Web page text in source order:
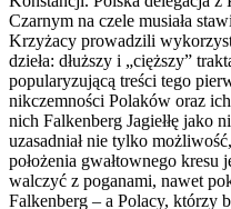
Czarnym na czele musiała
Krzyżacy prowadzili
dzieła: dłuższy i „cięższy”
popularyzującą treści tego
nikczemności Polaków oraz
nich Falkenberg Jagiełłę jako
uzasadniał nie tylko
położenia gwałtownego
walczyć z poganami, nawet
Falkenberg – a Polacy, którzy